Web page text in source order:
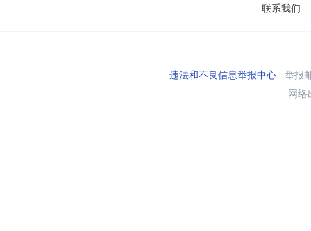
联系我们
违法和不良信息举报中心举报
网